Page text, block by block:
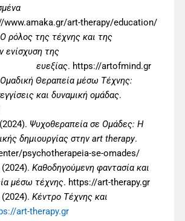
www.amaka.gr/art-therapy/education/
Ο ρόλος της τέχνης και της
ενίσχυση της
ευεξίας. https://artofmind.gr
Ομαδική Θεραπεία μέσω Τέχνης:
και δυναμική ομάδας.
Ψυχοθεραπεία σε Ομάδες: Η
δημιουργίας στην art therapy.
psychotherapeia-se-omades/
(2024).Καθοδηγούμενη φαντασία και
μέσω τέχνης. https://art-therapy.gr
(2024).Κέντρο Τέχνης και
art-therapy.gr